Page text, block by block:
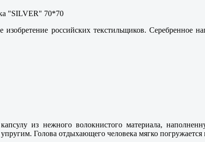
российских текстильщиков. Серебренное
из нежного волокнистого материала,
Голова отдыхающего человека мягко